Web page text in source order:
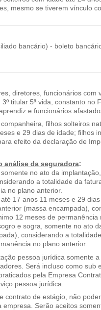
mesmo se tiverem vínculo
bancário) - boleto
diretores, funcionários com
titular 5ª vida, constanto no
e funcionários
filhos solteiros
e 29 dias de idade; filhos
efeito da declaração de
análise da seguradora:
no ato da
a totalidade da
no plano anterior.
17 anos 11 meses e 29
(massa encampada),
12 meses de permanência
e sogra, somente no ato
considerando a
no plano anterior.
pessoa jurídica somente a
Será incluso como sub
pela Empresa
pessoa jurídica.
contrato de estágio, não
Serão aceitos